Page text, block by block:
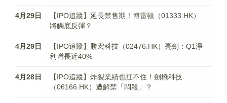
4月29日
【IPO追蹤】延長禁售期！博雷頓（01333.HK）
將觸底反彈？
4月29日
【IPO追蹤】勝宏科技（02476.HK）亮劍：Q1淨
利增長近40%
4月28日
【IPO追蹤】炸裂業績也扛不住！劍橋科技
（06166.HK）遭解禁「悶殺」？